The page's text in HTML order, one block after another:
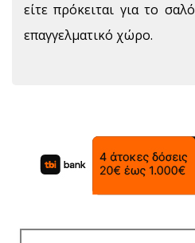
είτε πρόκειται για το
επαγγελματικό χώρο.